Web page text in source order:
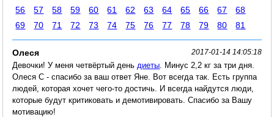
56
57 58 59 60 61 62 63 64 65 66 67
68
69
70 71 72 73 74 75 76 77 78 79 80 81
Олеся 2017-01-14 14:05:18
Девочки! У меня четвёртый день диеты . Минус 2,2 кг за три дня.
Олеся С - спасибо за ваш ответ Яне. Вот всегда так. Есть группа
людей, которая хочет чего-то достичь. И всегда найдутся люди,
которые будут критиковать и демотивировать. Спасибо за Вашу
мотивацию!